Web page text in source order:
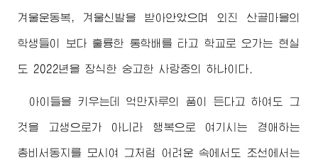
겨울운동복, 겨울신발을 받아안았으며 외진 산골마을의
학생들이 보다 훌륭한 통학배를 타고 학교로 오가는 현실
도 2022년을 장식한 숭고한 사랑중의 하나이다.
아이들을 키우는데 억만자루의 품이 든다고 하여도 그
것을 고생으로가 아니라 행복으로 여기시는 경애하는
총비서동지 를 모시여 그처럼 어려운 속에서도 조선에서는